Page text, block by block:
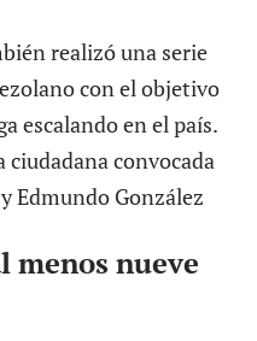
realizó una serie
con el objetivo
escalando en el país.
menos nueve